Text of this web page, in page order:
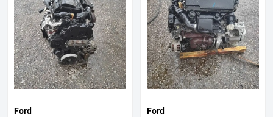
Ford
Ford